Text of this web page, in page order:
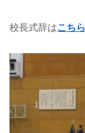
校長式辞はこちら